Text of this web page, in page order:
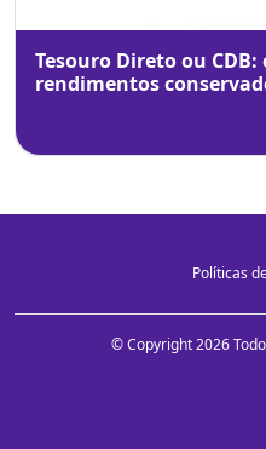
Tesouro Direto ou
rendimentos
Políticas
© Copyright 2026